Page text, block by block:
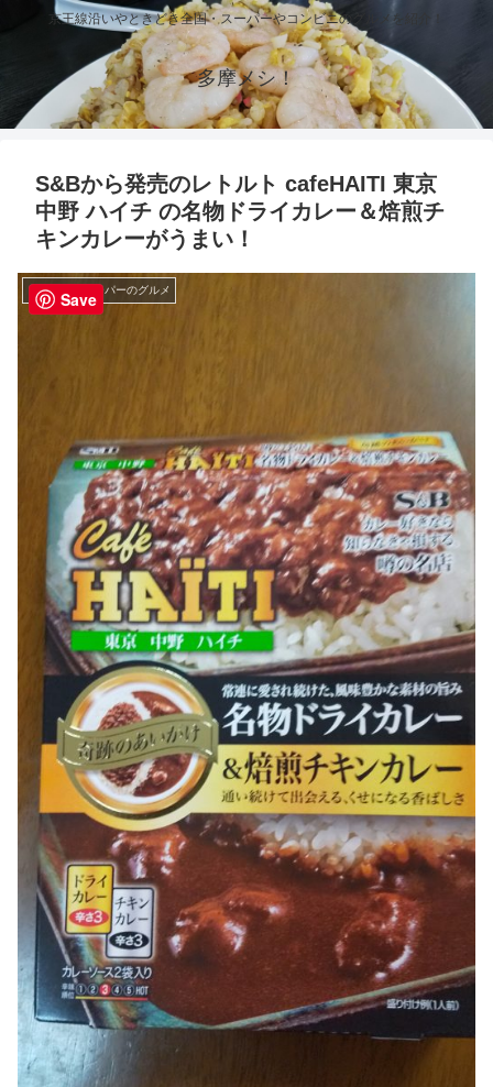
京王線沿いやときどき全国・スーパーやコンビニのグルメを紹介！
多摩メシ！
S&Bから発売のレトルト cafeHAITI 東京
中野 ハイチ の名物ドライカレー＆焙煎チ
キンカレーがうまい！
コンビニ・スーパーのグルメ
Save